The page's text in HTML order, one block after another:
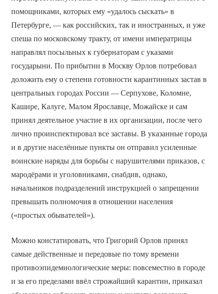
помощниками, которых ему «удалось сыскать» в
Петербурге, — как российских, так и иностранных, и уже
спеша по московскому тракту, от имени императрицы
направлял посыльных к губернаторам с указами
государыни. По прибытии в Москву Орлов потребовал
доложить ему о степени готовности карантинных застав в
центральных городах России — Серпухове, Коломне,
Кашире, Калуге, Малом Ярославце, Можайске и сам
принял деятельное участие в их организации, после чего
лично проинспектировал все заставы. В указанные города
и в другие населённые пункты он отправил усиленные
воинские наряды для борьбы с нарушителями приказов, с
мародёрами и уголовниками, снабдив, однако,
начальников подразделений инструкцией о запрещении
превышать полномочия в отношении населения
(«простых обывателей»).
Можно констатировать, что Григорий Орлов принял
самые действенные и передовые по тому времени
противоэпидемиологические меры: повсеместно в городе
и за его пределами ввёл строжайший карантин, приказал